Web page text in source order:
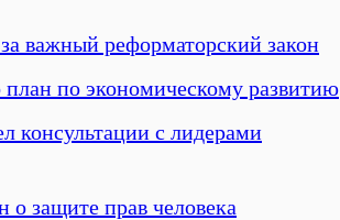
важный реформаторский закон
план по экономическому развитию
консультации с лидерами
о защите прав человека